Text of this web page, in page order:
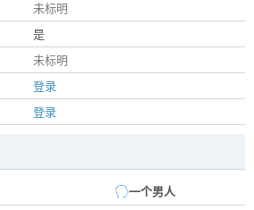
未标明
是
未标明
登录
登录
一个男人